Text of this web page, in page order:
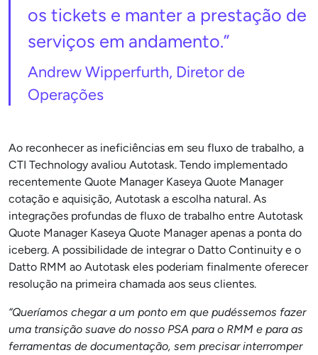
os tickets e manter a prestação de
serviços em andamento.”
Andrew Wipperfurth, Diretor de
Operações
Ao reconhecer as ineficiências em seu fluxo de trabalho, a
CTI Technology avaliou Autotask. Tendo implementado
recentemente Quote Manager Kaseya Quote Manager
cotação e aquisição, Autotask a escolha natural. As
integrações profundas de fluxo de trabalho entre Autotask
Quote Manager Kaseya Quote Manager apenas a ponta do
iceberg. A possibilidade de integrar o Datto Continuity e o
Datto RMM ao Autotask eles poderiam finalmente oferecer
resolução na primeira chamada aos seus clientes.
“Queríamos chegar a um ponto em que pudéssemos fazer
uma transição suave do nosso PSA para o RMM e para as
ferramentas de documentação, sem precisar interromper